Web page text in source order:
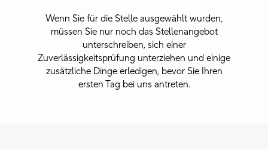
Wenn Sie für die Stelle ausgewählt wurden,
müssen Sie nur noch das Stellenangebot
unterschreiben, sich einer
Zuverlässigkeitsprüfung unterziehen und einige
zusätzliche Dinge erledigen, bevor Sie Ihren
ersten Tag bei uns antreten.